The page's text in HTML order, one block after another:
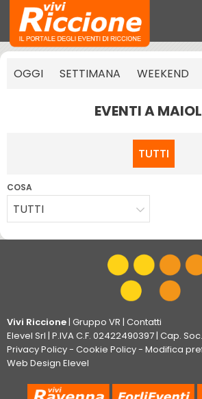
OGGI SETTIMANA WEEKEND
EVENTI A
TUTTI
COSA
TUTTI
Vivi Riccione| Gruppo VR | Contatti
Elevel Srl | P.IVA C.F. 02422490397 | Cap.
Privacy Policy- Cookie Policy- Modifica
Web Design Elevel